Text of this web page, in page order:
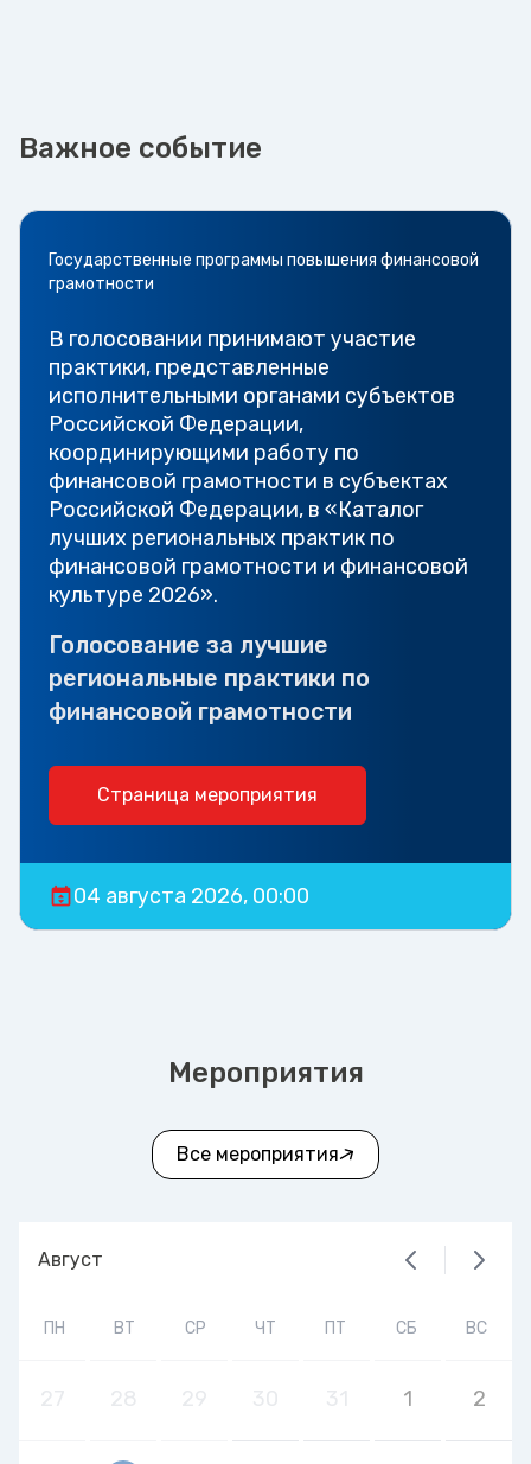
Важное событие
Государственные программы повышения финансовой
грамотности
В голосовании принимают участие
практики, представленные
исполнительными органами субъектов
Российской Федерации,
координирующими работу по
финансовой грамотности в субъектах
Российской Федерации, в «Каталог
лучших региональных практик по
финансовой грамотности и финансовой
культуре 2026».
Голосование за лучшие
региональные практики по
финансовой грамотности
Страница мероприятия
04 августа 2026, 00:00
Мероприятия
Все мероприятия
Август
ПН ВТ СР ЧТ ПТ СБ ВС
1 2